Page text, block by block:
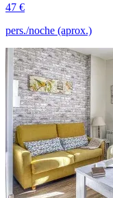
47 €
pers./noche (aprox.)